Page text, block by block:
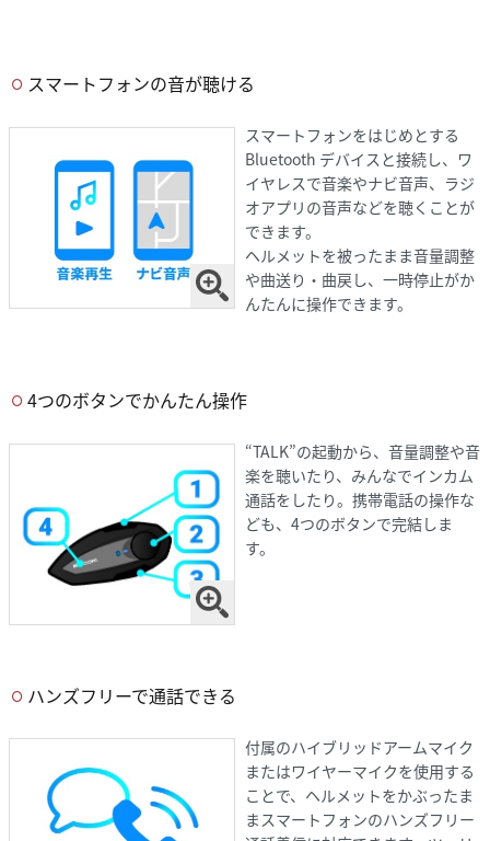
スマートフォンの音が聴ける
スマートフォンをはじめとする
Bluetooth デバイスと接続し、ワ
イヤレスで音楽やナビ音声、ラジ
オアプリの音声などを聴くことが
できます。
ヘルメットを被ったまま音量調整
や曲送り・曲戻し、一時停止がか
んたんに操作できます。
4つのボタンでかんたん操作
“TALK”の起動から、音量調整や音
楽を聴いたり、みんなでインカム
通話をしたり。携帯電話の操作な
ども、4つのボタンで完結しま
す。
ハンズフリーで通話できる
付属のハイブリッドアームマイク
またはワイヤーマイクを使用する
ことで、ヘルメットをかぶったま
まスマートフォンのハンズフリー